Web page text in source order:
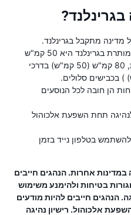
מדינה מתקבל בגרינלנד.
המהירות המותרת בגרינלנד היא 50 קמ"ש
(31 מייל לשעה) בהתנחלויות, 80 קמ"ש (50 קמ"ש) בדרכי
הן חובה לכל הנוסעים
תחת השפעת אלכוהול
בטלפון נייד בזמן
במדינות אחרות. הנהגים חייבים
בטיחות ולהימנע משימוש
הנהגים חייבים להיות מודעים
אלכוהול. רישיון נהיגה